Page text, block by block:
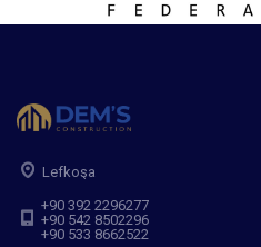
Lefkoşa
+90 392 2296277
+90 542 8502296
+90 533 8662522